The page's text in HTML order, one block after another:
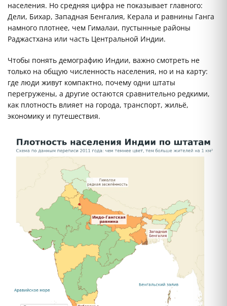
населения. Но средняя цифра не показывает главного:
Дели, Бихар, Западная Бенгалия, Керала и равнины Ганга
намного плотнее, чем Гималаи, пустынные районы
Раджастхана или часть Центральной Индии.
Чтобы понять демографию Индии, важно смотреть не
только на общую численность населения, но и на карту:
где люди живут компактно, почему одни штаты
перегружены, а другие остаются сравнительно редкими,
как плотность влияет на города, транспорт, жильё,
экономику и путешествия.